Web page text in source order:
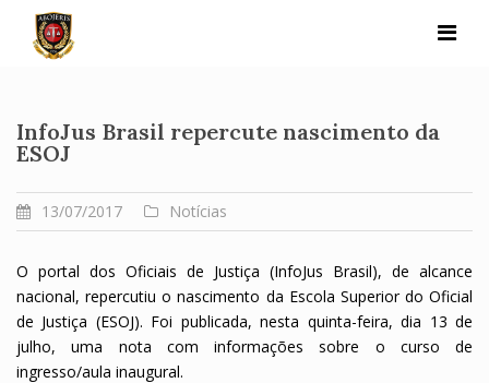
content
InfoJus Brasil repercute nascimento da
ESOJ
13/07/2017 Notícias
O portal dos Oficiais de Justiça (InfoJus Brasil), de alcance
nacional, repercutiu o nascimento da Escola Superior do Oficial
de Justiça (ESOJ). Foi publicada, nesta quinta-feira, dia 13 de
julho, uma nota com informações sobre o curso de
ingresso/aula inaugural.